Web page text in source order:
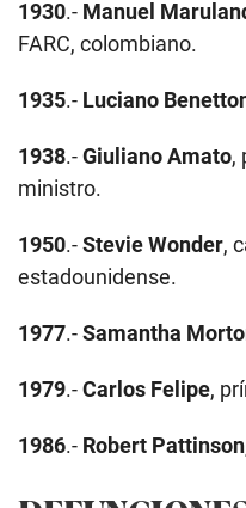
1930.- Manuel
FARC, colombiano.
1935.- Luciano
1938.-Giuliano Amato,
ministro.
1950.-Stevie Wonder,
estadounidense.
1977.-Samantha
1979.-Carlos Felipe,
1986.- Robert Pattinson